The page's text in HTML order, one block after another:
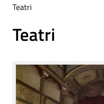
Teatri
Teatri